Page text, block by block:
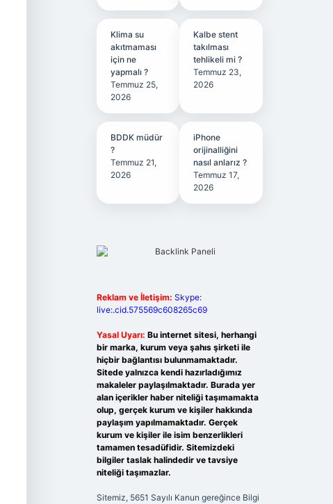
Klima su
akıtmaması
için ne
yapmalı ?
Temmuz 25,
2026
Kalbe stent
takılması
tehlikeli mi ?
Temmuz 23,
2026
BDDK müdür
?
Temmuz 21,
2026
iPhone
orijinalliğini
nasıl anlarız ?
Temmuz 17,
2026
Reklam ve İletişim: Skype:
live:.cid.575569c608265c69
Yasal Uyarı: Bu internet sitesi, herhangi
bir marka, kurum veya şahıs şirketi ile
hiçbir bağlantısı bulunmamaktadır.
Sitede yalnızca kendi hazırladığımız
makaleler paylaşılmaktadır. Burada yer
alan içerikler haber niteliği taşımamakta
olup, gerçek kurum ve kişiler hakkında
paylaşım yapılmamaktadır. Gerçek
kurum ve kişiler ile isim benzerlikleri
tamamen tesadüfidir. Sitemizdeki
bilgiler taslak halindedir ve tavsiye
niteliği taşımazlar.
Sitemiz, 5651 Sayılı Kanun gereğince Bilgi